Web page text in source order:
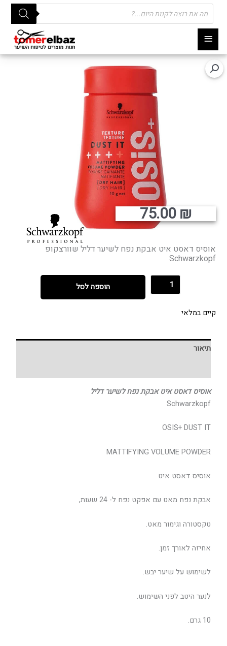
תפריט
ראשי
Products
search
אוסיס דאסט איט אבקת נפח לשיער דליל שוורצקופ
Schwarzkopf
75.00₪
הוספה לסל
קיים במלאי
תיאור
אוסיס דאסט איט אבקת נפח לשיער דליל
Schwarzkopf
OSIS+ DUST IT
MATTIFYING VOLUME POWDER
אוסיס דאסט איט
אבקת נפח מאט עם אפקט נפח ל- 24 שעות,
טקסטורה וגימור מאט.
אחיזה לאורך זמן.
לשימוש על שיער יבש.
לנער היטב לפני השימוש.
10 גרם.